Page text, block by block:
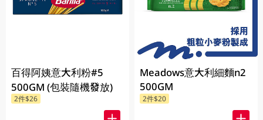
百得阿姨意大利粉#5
500GM (包裝隨機發放)
2件$26
Meadows意大利細麵n2
500GM
2件$20